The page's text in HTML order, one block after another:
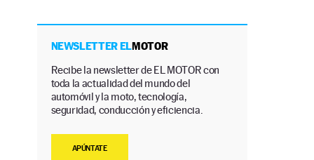
NEWSLETTER ELMOTOR
Recibe la newsletter de EL MOTOR con
toda la actualidad del mundo del
automóvil y la moto, tecnología,
seguridad, conducción y eficiencia.
APÚNTATE